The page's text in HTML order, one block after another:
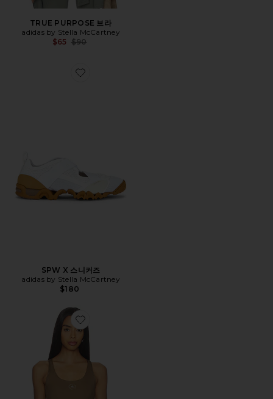
TRUE PURPOSE 브라
adidas by Stella McCartney
$65 Previous price:
$90
Favorite SPW X 스니커즈
SPW X 스니커즈
adidas by Stella McCartney
$180
Favorite TRUE STRENGTH 탑